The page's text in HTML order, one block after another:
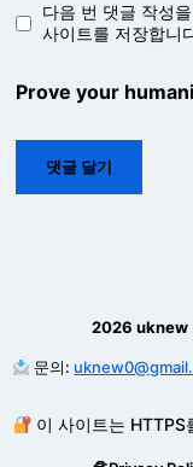
다음 번 댓글 작성
사이트를 저장합니
Prove your
2026 uknew
문의:
이 사이트는